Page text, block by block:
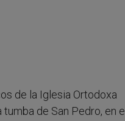
de la Iglesia Ortodoxa
de San Pedro, en el